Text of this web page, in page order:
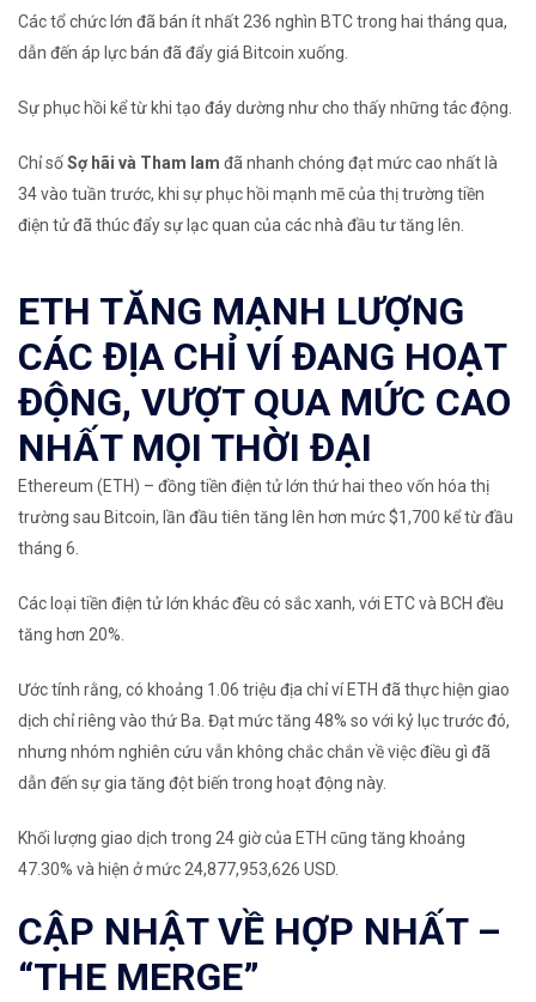
Các tổ chức lớn đã bán ít nhất 236 nghìn BTC trong hai tháng qua,
dẫn đến áp lực bán đã đẩy giá Bitcoin xuống.
Sự phục hồi kể từ khi tạo đáy dường như cho thấy những tác động.
Chỉ sốSợ hãi và Tham lam đã nhanh chóng đạt mức cao nhất là
34 vào tuần trước, khi sự phục hồi mạnh mẽ của thị trường tiền
điện tử đã thúc đẩy sự lạc quan của các nhà đầu tư tăng lên.
ETH TĂNG MẠNH LƯỢNG
CÁC ĐỊA CHỈ VÍ ĐANG HOẠT
ĐỘNG, VƯỢT QUA MỨC CAO
NHẤT MỌI THỜI ĐẠI
Ethereum (ETH) – đồng tiền điện tử lớn thứ hai theo vốn hóa thị
trường sau Bitcoin, lần đầu tiên tăng lên hơn mức $1,700 kể từ đầu
tháng 6.
Các loại tiền điện tử lớn khác đều có sắc xanh, với ETC và BCH đều
tăng hơn 20%.
Ước tính rằng, có khoảng 1.06 triệu địa chỉ ví ETH đã thực hiện giao
dịch chỉ riêng vào thứ Ba. Đạt mức tăng 48% so với kỷ lục trước đó,
nhưng nhóm nghiên cứu vẫn không chắc chắn về việc điều gì đã
dẫn đến sự gia tăng đột biến trong hoạt động này.
Khối lượng giao dịch trong 24 giờ của ETH cũng tăng khoảng
47.30% và hiện ở mức 24,877,953,626 USD.
CẬP NHẬT VỀ HỢP NHẤT –
“THE MERGE”